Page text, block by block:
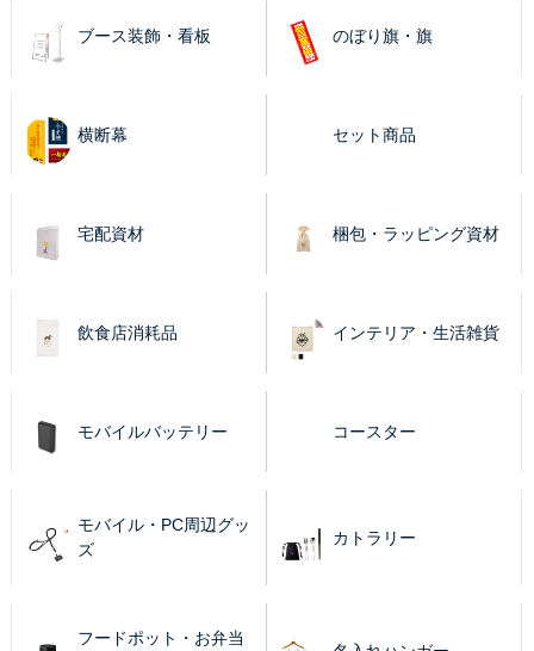
ブース装飾・看板 のぼり旗・旗
横断幕 セット商品
宅配資材 梱包・ラッピング資材
飲食店消耗品 インテリア・生活雑貨
モバイルバッテリー コースター
モバイル・PC周辺グッ
ズ
カトラリー
フードポット・お弁当